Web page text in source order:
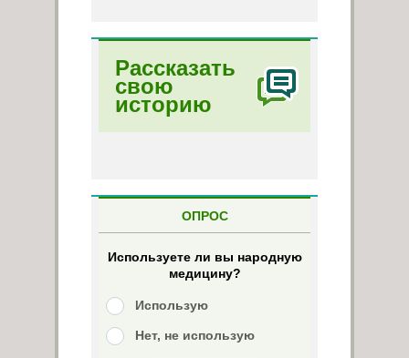
Рассказать
свою
историю
ОПРОС
Используете ли вы народную
медицину?
Использую
Нет, не использую